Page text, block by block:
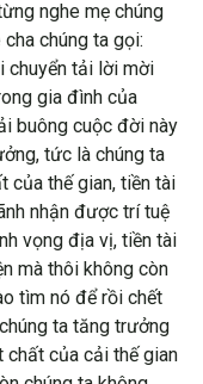
nghe mẹ chúng
chúng ta gọi:
chuyển tải lời mời
gia đình của
buông cuộc đời này
tức là chúng ta
của thế gian, tiền tài
nhận được trí tuệ
vọng địa vị, tiền tài
mà thôi không còn
tìm nó để rồi chết
ta tăng trưởng
của cải thế gian